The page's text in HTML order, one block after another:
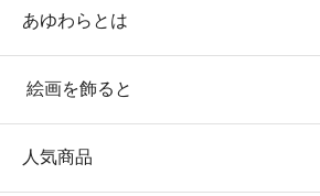
あゆわらとは
絵画を飾ると
人気商品